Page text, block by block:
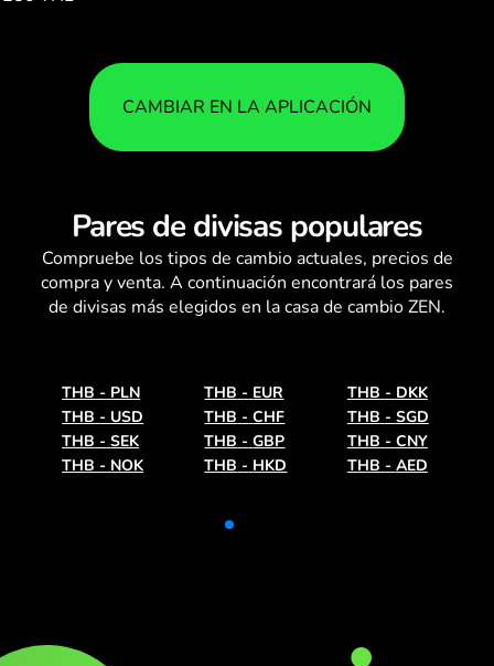
CAMBIAR EN LA APLICACIÓN
Pares de divisas populares
Compruebe los tipos de cambioactuales, precios de
compra y venta. A continuación encontrará los pares
de divisas más elegidos en la casa de cambio ZEN.
THB - PLN THB - EUR THB - DKK
THB - USD THB - CHF THB - SGD
THB - SEK THB - GBP THB - CNY
THB - NOK THB - HKD THB - AED